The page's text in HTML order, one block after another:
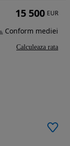
15 500 EUR
Conform mediei
Calculeaza rata